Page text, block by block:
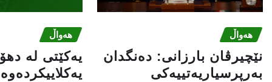
هەواڵ
نێچيرڤان بارزانى: دەنگدان
بەرپرسیاريه‌تییەکی
هەواڵ
یەکێتی لە